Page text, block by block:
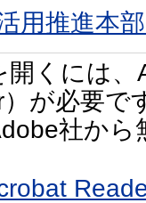
用推進本
くには
が必要で
社か